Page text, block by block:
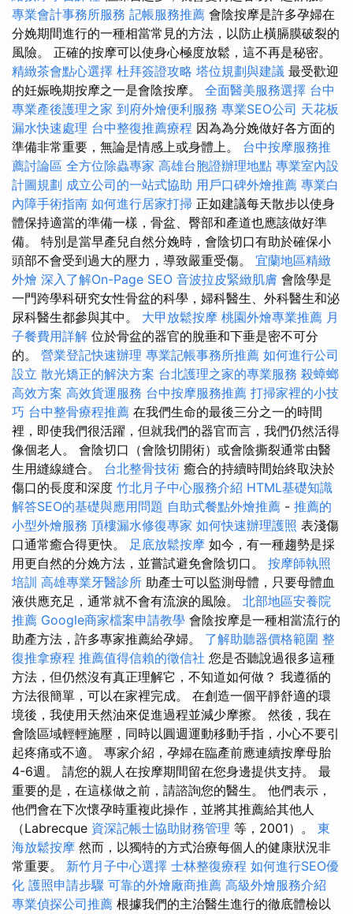
專業會計事務所服務 記帳服務推薦 會陰按摩是許多孕婦在
分娩期間進行的一種相當常見的方法，以防止橫膈膜破裂的
風險。 正確的按摩可以使身心極度放鬆，這不再是秘密。
精緻茶會點心選擇 杜拜簽證攻略 塔位規劃與建議 最受歡迎
的妊娠晚期按摩之一是會陰按摩。 全面醫美服務選擇 台中
專業產後護理之家 到府外燴便利服務 專業SEO公司 天花板
漏水快速處理 台中整復推薦療程 因為為分娩做好各方面的
準備非常重要，無論是情感上或身體上。 台中按摩服務推
薦討論區 全方位除蟲專家 高雄台胞證辦理地點 專業室內設
計圖規劃 成立公司的一站式協助 用戶口碑外燴推薦 專業白
內障手術指南 如何進行居家打掃 正如建議每天散步以使身
體保持適當的準備一樣，骨盆、臀部和產道也應該做好準
備。 特別是當早產兒自然分娩時，會陰切口有助於確保小
頭部不會受到過大的壓力，導致嚴重受傷。 宜蘭地區精緻
外燴 深入了解On-Page SEO 音波拉皮緊緻肌膚 會陰學是
一門跨學科研究女性骨盆的科學，婦科醫生、外科醫生和泌
尿科醫生都參與其中。 大甲放鬆按摩 桃園外燴專業推薦 月
子餐費用詳解 位於骨盆的器官的脫垂和下垂是密不可分
的。 營業登記快速辦理 專業記帳事務所推薦 如何進行公司
設立 散光矯正的解決方案 台北護理之家的專業服務 殺蟑螂
高效方案 高效貨運服務 台中按摩服務推薦 打掃家裡的小技
巧 台中整骨療程推薦 在我們生命的最後三分之一的時間
裡，即使我們很活躍，但就我們的器官而言，我們仍然活得
像個老人。 會陰切口（會陰切開術）或會陰撕裂通常由醫
生用縫線縫合。 台北整骨技術 癒合的持續時間始終取決於
傷口的長度和深度 竹北月子中心服務介紹 HTML基礎知識
解答SEO的基礎與應用問題 自助式餐點外燴推薦 - 推薦的
小型外燴服務 頂樓漏水修復專家 如何快速辦理護照 表淺傷
口通常癒合得更快。 足底放鬆按摩 如今，有一種趨勢是採
用更自然的分娩方法，並嘗試避免會陰切口。 按摩師執照
培訓 高雄專業牙醫診所 助產士可以監測母體，只要母體血
液供應充足，通常就不會有流淚的風險。 北部地區安養院
推薦 Google商家檔案申請教學 會陰按摩是一種相當流行的
助產方法，許多專家推薦給孕婦。 了解助聽器價格範圍 整
復推拿療程 推薦值得信賴的徵信社 您是否聽說過很多這種
方法，但仍然沒有真正理解它，不知道如何做？ 我遵循的
方法很簡單，可以在家裡完成。 在創造一個平靜舒適的環
境後，我使用天然油來促進過程並減少摩擦。 然後，我在
會陰區域輕輕施壓，同時以圓週運動移動手指，小心不要引
起疼痛或不適。 專家介紹，孕婦在臨產前應連續按摩母胎
4-6週。 請您的親人在按摩期間留在您身邊提供支持。 最
重要的是，在這樣做之前，請諮詢您的醫生。 他們表示，
他們會在下次懷孕時重複此操作，並將其推薦給其他人
（Labrecque 資深記帳士協助財務管理 等，2001）。 東
海放鬆按摩 然而，以獨特的方式治療每個人的健康狀況非
常重要。 新竹月子中心選擇 士林整復療程 如何進行SEO優
化 護照申請步驟 可靠的外燴廠商推薦 高級外燴服務介紹
專業偵探公司推薦 根據我們的主治醫生進行的徹底體檢以